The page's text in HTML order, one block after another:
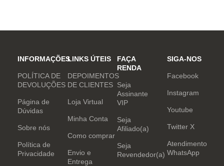
INFORMAÇÕES
POLÍTICA DE
DEVOLUÇÕES
Página de
Dúvidas
Sobre nós
Política de
Privacidade
LINKS ÚTEIS
DEPOIMENTOS
DE CLIENTES
Loja Virtual
Minha Conta
Como comprar
Envio e
Entrega
FAÇA
RENDA
Seja
Assinante
VIP
Seja
Afiliado(a)
Seja
Revendedor(a)
SIGA-NOS
Facebook
Instagram
Youtube
Twitter X
Atendimento
WhatsApp